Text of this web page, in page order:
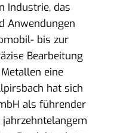
Industrie, das
Anwendungen
bis zur
Bearbeitung
eine
hat sich
als führender